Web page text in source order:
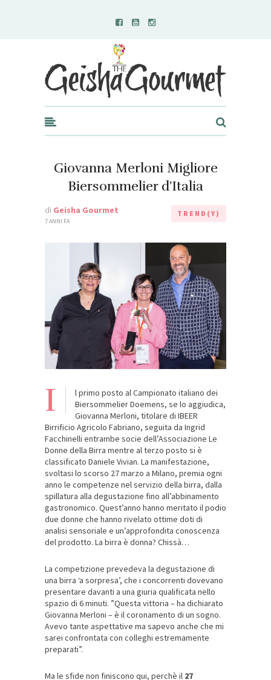
Geisha Gourmet
Giovanna Merloni Migliore
Biersommelier d’Italia
di Geisha Gourmet
7 ANNI FA
TREND(Y)
I
l primo posto al Campionato italiano dei
Biersommelier Doemens, se lo aggiudica,
Giovanna Merloni, titolare di IBEER
Birrificio Agricolo Fabriano, seguita da Ingrid
Facchinelli entrambe socie dell’Associazione Le
Donne della Birra mentre al terzo posto si è
classificato Daniele Vivian. La manifestazione,
svoltasi lo scorso 27 marzo a Milano, premia ogni
anno le competenze nel servizio della birra, dalla
spillatura alla degustazione fino all’abbinamento
gastronomico. Quest’anno hanno meritato il podio
due donne che hanno rivelato ottime doti di
analisi sensoriale e un’approfondita conoscenza
del prodotto. La birra è donna? Chissà…
La competizione prevedeva la degustazione di
una birra ‘a sorpresa’, che i concorrenti dovevano
presentare davanti a una giuria qualificata nello
spazio di 6 minuti. ”Questa vittoria – ha dichiarato
Giovanna Merloni – è il coronamento di un sogno.
Avevo tante aspettative ma sapevo anche che mi
sarei confrontata con colleghi estremamente
preparati”.
Ma le sfide non finiscono qui, perchè il 27